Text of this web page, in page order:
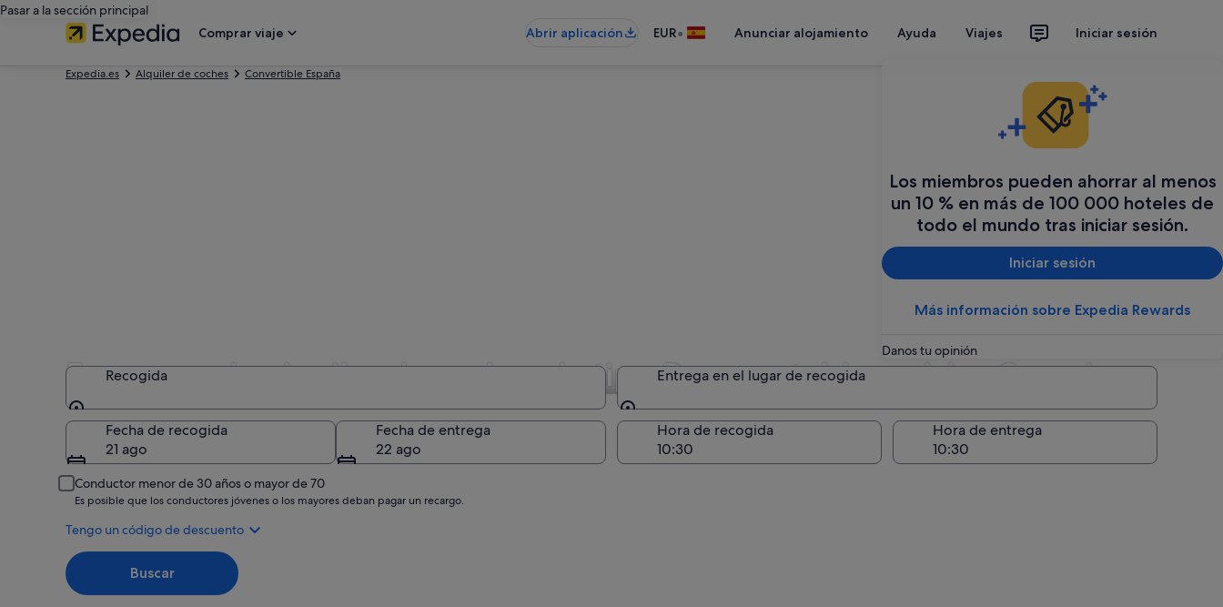
Pasar a la sección principal
Comprar viaje
Abrir aplicación EUR• Anunciar alojamiento Ayuda Viajes Iniciar sesión
Los miembros pueden ahorrar al menos
un 10 % en más de 100 000 hoteles de
todo el mundo tras iniciar sesión.
Iniciar sesión
Más información sobre Expedia Rewards
Danos tu opinión
Expedia.es Alquiler de coches Convertible España
Empresas de alquiler de coches de tipo Descapotable en Islas Canarias
Recogida
Recogida
Entrega en el lugar de recogida
Entrega en el lugar de recogida
Fecha de recogida
21 ago
Fecha de entrega
22 ago
Hora de recogida Hora de entrega
Conductor menor de 30 años o mayor de 70
Es posible que los conductores jóvenes o los mayores deban pagar un recargo.
Tengo un código de descuento
Buscar